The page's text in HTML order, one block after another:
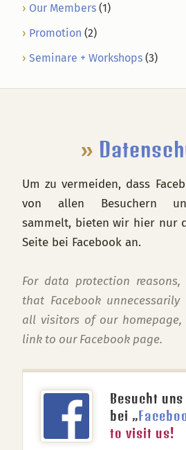
Our Members (1)
Promotion (2)
Seminare + Workshops (3)
»
Um zu vermeiden, dass
von allen Besuchern
sammelt, bieten wir hier nur
Seite bei Facebook an.
For data protection
that Facebook
all visitors of our
link to our Facebook page.
Besucht
bei „
to visit us!